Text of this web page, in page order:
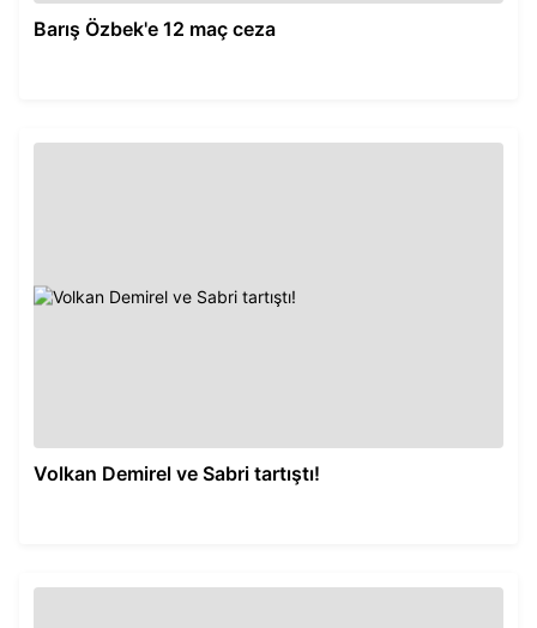
Barış Özbek'e 12 maç ceza
Volkan Demirel ve Sabri tartıştı!